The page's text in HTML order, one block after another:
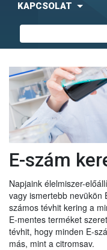
KAPCSOLAT
E-szám
Napjaink élelmiszer-
vagy ismertebb nevükön
számos tévhit kering a
E-mentes terméket
tévhit, hogy minden E-
más, mint a citromsav.